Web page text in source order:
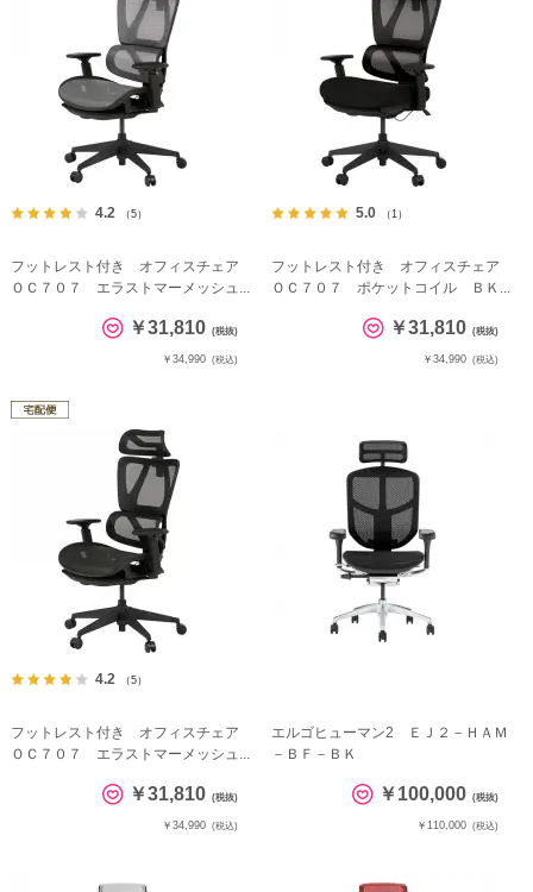
4.2 （5）
フットレスト付き オフィスチェア
ＯＣ７０７ エラストマーメッシュ...
￥31,810 (税抜)
￥34,990 (税込)
5.0 （1）
フットレスト付き オフィスチェア
ＯＣ７０７ ポケットコイル ＢＫ...
￥31,810 (税抜)
￥34,990 (税込)
4.2 （5）
フットレスト付き オフィスチェア
ＯＣ７０７ エラストマーメッシュ...
￥31,810 (税抜)
￥34,990 (税込)
エルゴヒューマン2 ＥＪ２－ＨＡＭ
－ＢＦ－ＢＫ
￥100,000 (税抜)
￥110,000 (税込)